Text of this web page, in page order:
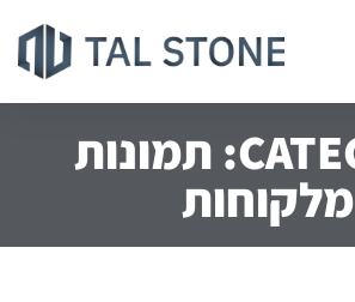
CATEGORY: תמונות
מלקוחות